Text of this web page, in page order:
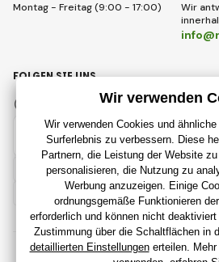
Montag - Freitag (9:00 - 17:00)
Wir
Austrian
FOLGEN SIE UNS
Instagram